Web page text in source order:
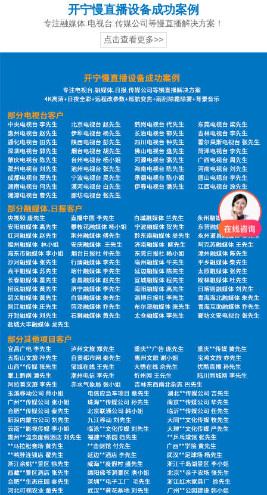
开宁慢直播设备成功案例
专注融媒体.电视台.传媒公司等慢直播解决方案！
点击查看更多>>